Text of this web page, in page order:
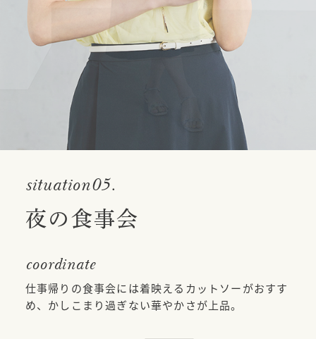
situation05.
夜の食事会
coordinate
仕事帰りの食事会には着映えるカットソーがおすす
め、かしこまり過ぎない華やかさが上品。